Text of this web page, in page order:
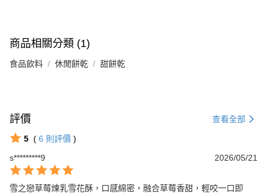
商品相關分類 (1)
食品飲料 休閒餅乾 甜餅乾
評價 查看全部
5 ( 6 則評價 )
s*********9
2026/05/21
雪之戀草莓煉乳雪花酥，口感綿密，融合草莓香甜，輕咬一口即